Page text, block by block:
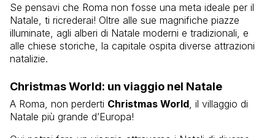
Se pensavi che Roma non fosse una meta ideale per il
Natale, ti ricrederai! Oltre alle sue magnifiche piazze
illuminate, agli alberi di Natale moderni e tradizionali, e
alle chiese storiche, la capitale ospita diverse attrazioni
natalizie.
Christmas World: un viaggio nel Natale
A Roma, non perderti Christmas World , il villaggio di
Natale più grande d’Europa!